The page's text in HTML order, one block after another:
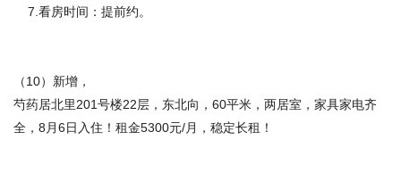
7.看房时间：提前约。
（10）新增，
芍药居北里201号楼22层，东北向，60平米，两居室，家具家电齐
全，8月6日入住！租金5300元/月，稳定长租！